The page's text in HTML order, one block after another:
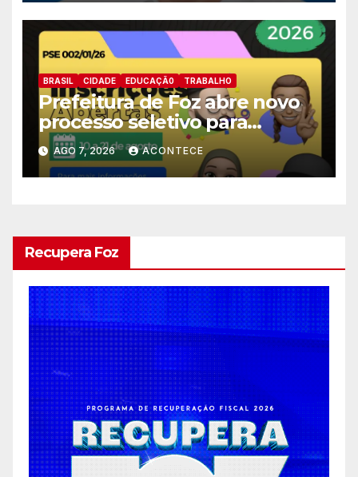
BRASIL CIDADE EDUCAÇÃ0 TRABALHO
Prefeitura de Foz abre novo
processo seletivo para
estagiários
AGO 7, 2026 ACONTECE
Recupera Foz